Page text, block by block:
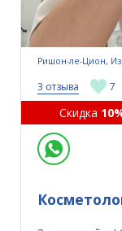
Ришон-ле-Цион,
3 отзыва 7
Скидка